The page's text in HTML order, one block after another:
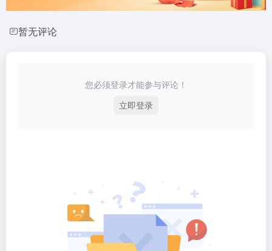
暂无评论
您必须登录才能参与评论！
立即登录